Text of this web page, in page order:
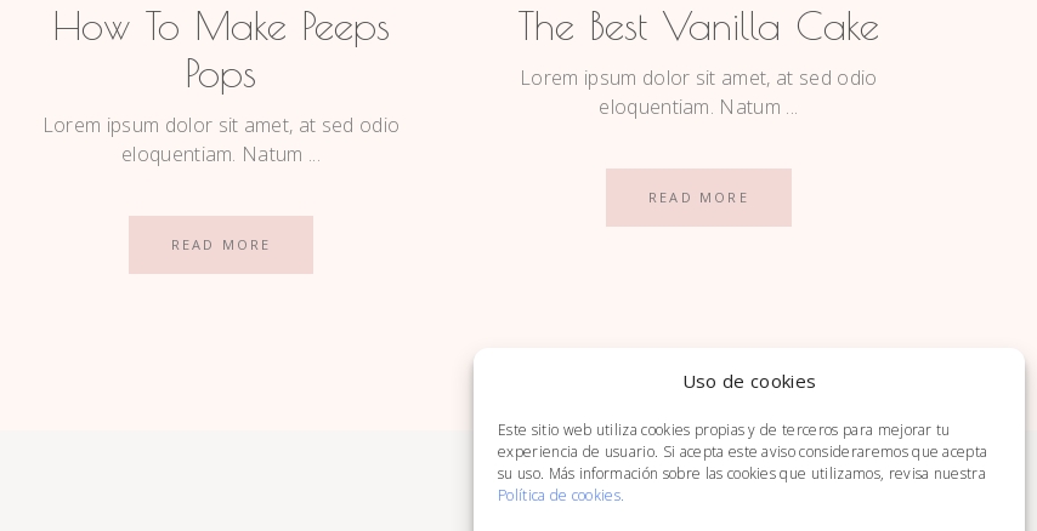
Uso de cookies
Este sitio web utiliza cookies propias y de terceros para mejorar tu
experiencia de usuario. Si acepta este aviso consideraremos que acepta
su uso. Más información sobre las cookies que utilizamos, revisa nuestra
Política de cookies.
How To Make Peeps
Pops
Lorem ipsum dolor sit amet, at sed odio
eloquentiam. Natum
READ MORE
The Best Vanilla Cake
Lorem ipsum dolor sit amet, at sed odio
eloquentiam. Natum
READ MORE